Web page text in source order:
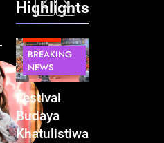
Highlights
BREAKING
NEWS
Festival
Budaya
Khatulistiwa